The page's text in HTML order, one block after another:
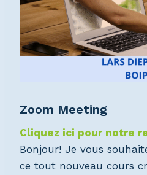
Zoom Meeting
Cliquez ici pour notre
Bonjour! Je vous
ce tout nouveau cours